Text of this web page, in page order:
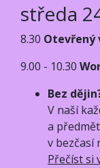
středa
8.30 Otevřený
9.00 - 10.30
Bez
V naší
a
v bezčasí
Přečíst si